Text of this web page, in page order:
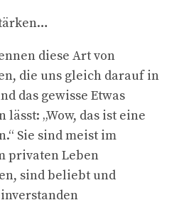
diese Art von
die uns gleich darauf in
das gewisse Etwas
lässt: „Wow, das ist eine
Sie sind meist im
privaten Leben
sind beliebt und